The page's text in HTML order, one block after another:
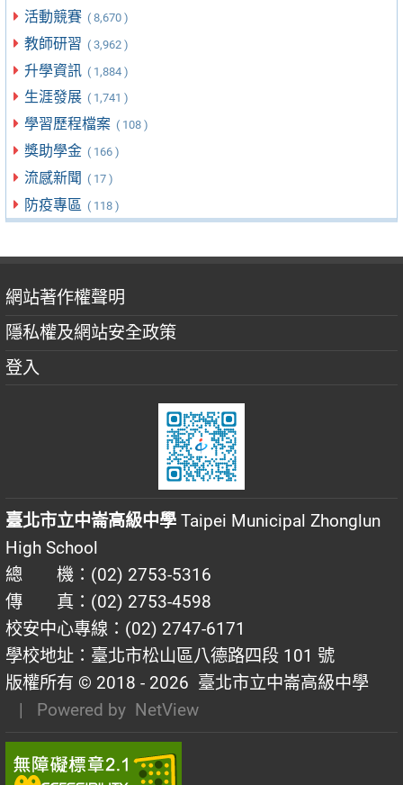
活動競賽 ( 8,670 )
教師研習 ( 3,962 )
升學資訊 ( 1,884 )
生涯發展 ( 1,741 )
學習歷程檔案 ( 108 )
獎助學金 ( 166 )
流感新聞 ( 17 )
防疫專區 ( 118 )
網站著作權聲明
隱私權及網站安全政策
登入
臺北市立中崙高級中學 Taipei Municipal Zhonglun
High School
總 機：(02) 2753-5316
傳 真：(02) 2753-4598
校安中心專線：(02) 2747-6171
學校地址：臺北市松山區八德路四段 101 號
版權所有 © 2018 - 2026 臺北市立中崙高級中學
| Powered by NetView